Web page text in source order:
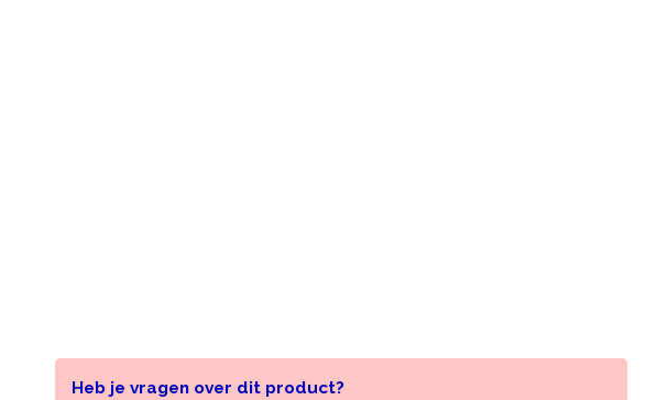
Heb je vragen over dit product?